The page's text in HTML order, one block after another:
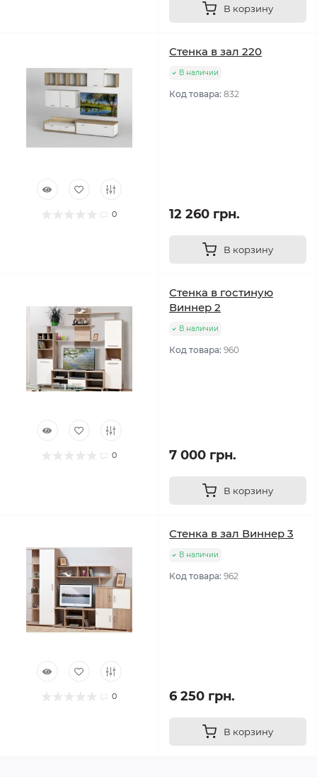
В корзину
0
Стенка в зал 220
В наличии
Код товара: 832
12 260 грн.
В корзину
0
Стенка в гостиную
Виннер 2
В наличии
Код товара: 960
7 000 грн.
В корзину
0
Стенка в зал Виннер 3
В наличии
Код товара: 962
6 250 грн.
В корзину